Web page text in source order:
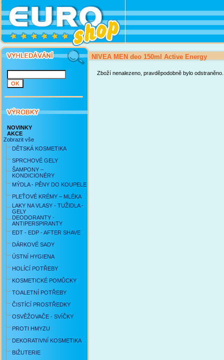
NOVINKY
AKCE
Zobrazit vše
DĚTSKÁ KOSMETIKA
SPRCHOVÉ GELY
ŠAMPONY –
KONDICIONÉRY
MÝDLA - PĚNY DO KOUPELE
PLEŤOVÉ KRÉMY – MLÉKA
LAKY NA VLASY - TUŽIDLA -
GELY
DEODORANTY -
ANTIPERSPIRANTY
EDT - EDP - AFTER SHAVE
DÁRKOVÉ SADY
ÚSTNÍ HYGIENA
HOLÍCÍ POTŘEBY
KOSMETICKÉ POMŮCKY
TOALETNÍ POTŘEBY
ČISTÍCÍ PROSTŘEDKY
OSVĚŽOVAČE - SVÍČKY
PROTI HMYZU
DEKORATIVNÍ KOSMETIKA
BIŽUTERIE
NIVEA MEN deo 150ml Active Energy
Zboží nenalezeno, pravděpodobně bylo odstraněno.